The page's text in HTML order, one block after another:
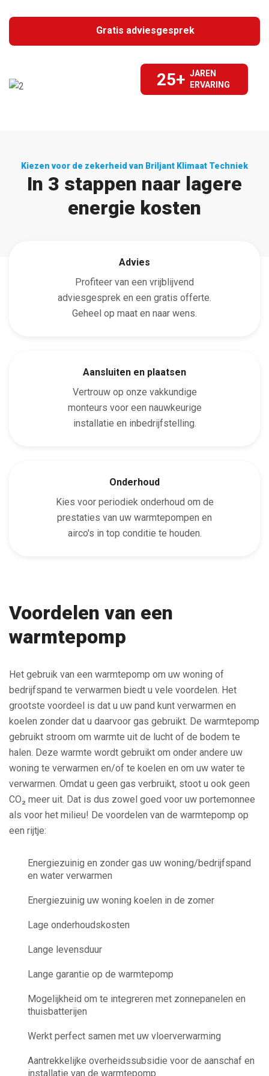
25+ JAREN
ERVARING
Gratis adviesgesprek
Kiezen voor de zekerheid van Briljant Klimaat Techniek
In 3 stappen naar lagere
energie kosten
Advies
Profiteer van een vrijblijvend
adviesgesprek en een gratis offerte.
Geheel op maat en naar wens.
Aansluiten en plaatsen
Vertrouw op onze vakkundige
monteurs voor een nauwkeurige
installatie en inbedrijfstelling.
Onderhoud
Kies voor periodiek onderhoud om de
prestaties van uw warmtepompen en
airco's in top conditie te houden.
Voordelen van een
warmtepomp
Het gebruik van een warmtepomp om uw woning of
bedrijfspand te verwarmen biedt u vele voordelen. Het
grootste voordeel is dat u uw pand kunt verwarmen en
koelen zonder dat u daarvoor gas gebruikt. De warmtepomp
gebruikt stroom om warmte uit de lucht of de bodem te
halen. Deze warmte wordt gebruikt om onder andere uw
woning te verwarmen en/of te koelen en om uw water te
verwarmen. Omdat u geen gas verbruikt, stoot u ook geen
CO₂ meer uit. Dat is dus zowel goed voor uw portemonnee
als voor het milieu! De voordelen van de warmtepomp op
een rijtje:
Energiezuinig en zonder gas uw woning/bedrijfspand
en water verwarmen
Energiezuinig uw woning koelen in de zomer
Lage onderhoudskosten
Lange levensduur
Lange garantie op de warmtepomp
Mogelijkheid om te integreren met zonnepanelen en
thuisbatterijen
Werkt perfect samen met uw vloerverwarming
Aantrekkelijke overheidssubsidie voor de aanschaf en
installatie van de warmtepomp